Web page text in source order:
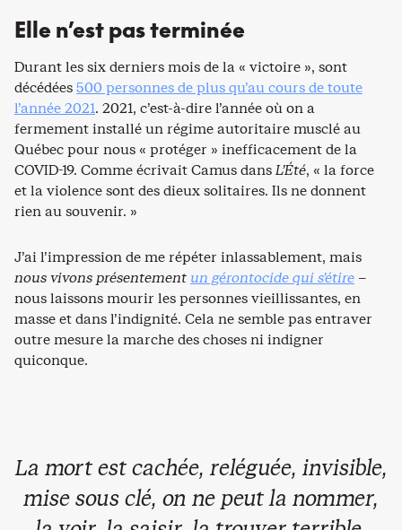
Elle n’est pas terminée
Durant les six derniers mois de la « victoire », sont
décédées500 personnes de plus qu’au cours de toute
l’année 2021. 2021, c’est-à-dire l’année où on a
fermement installé un régime autoritaire musclé au
Québec pour nous « protéger » inefficacement de la
COVID-19. Comme écrivait Camus dansL’Été, « la force
et la violence sont des dieux solitaires. Ils ne donnent
rien au souvenir. »
J’ai l’impression de me répéter inlassablement, mais
nous vivons présentement un gérontocide qui s’étire –
nous laissons mourir les personnes vieillissantes, en
masse et dans l’indignité. Cela ne semble pas entraver
outre mesure la marche des choses ni indigner
quiconque.
La mort est cachée, reléguée, invisible,
mise sous clé, on ne peut la nommer,